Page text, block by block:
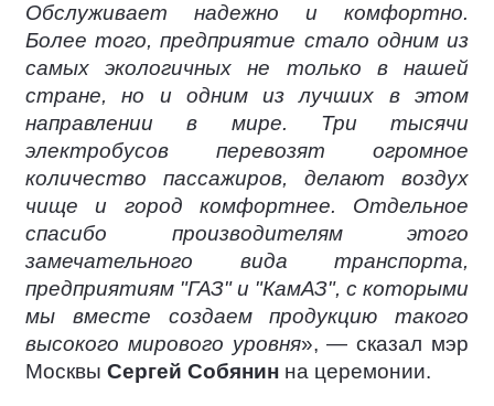
Обслуживает надежно и комфортно.
Более того, предприятие стало одним из
самых экологичных не только в нашей
стране, но и одним из лучших в этом
направлении в мире. Три тысячи
электробусов перевозят огромное
количество пассажиров, делают воздух
чище и город комфортнее. Отдельное
спасибо производителям этого
замечательного вида транспорта,
предприятиям "ГАЗ" и "КамАЗ", с которыми
мы вместе создаем продукцию такого
высокого мирового уровня», — сказал мэр
Москвы Сергей Собянин на церемонии.